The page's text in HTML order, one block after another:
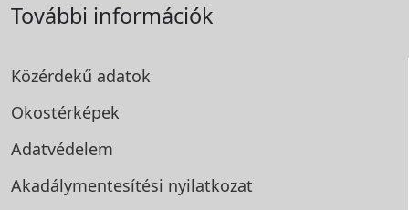
További információk
Közérdekű adatok
Okostérképek
Adatvédelem
Akadálymentesítési nyilatkozat